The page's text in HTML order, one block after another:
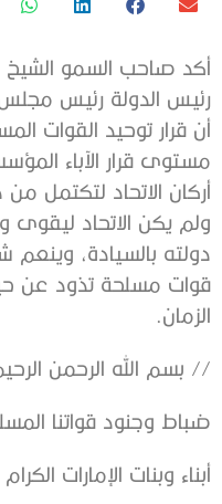
أكد صاحب السمو
رئيس الدولة رئيس مجلس
أن قرار توحيد القوات
مستوى قرار الآباء
أركان الاتحاد لتكتمل
ولم يكن الاتحاد ليقوى
دولته بالسيادة، وينعم
قوات مسلحة تذود عن
الزمان.
// بسم الله الرحمن
ضباط وجنود قواتنا
أبناء وبنات الإمارات الكرام